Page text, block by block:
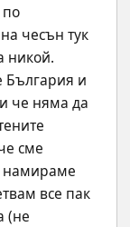
по
чесън тук
никой.
България и
че няма да
сме
намираме
все пак
(не